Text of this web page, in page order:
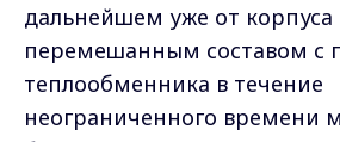
дальнейшем уже от корпуса
перемешанным составом
теплообменника в течение
неограниченного времени